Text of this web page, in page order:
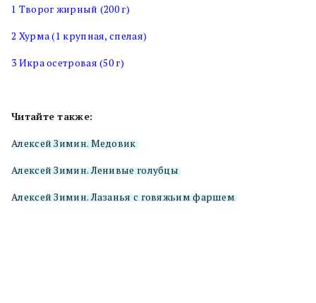
1 Творог жирный (200 г)
2 Хурма (1 крупная, спелая)
3 Икра осетровая (50 г)
Читайте также:
Алексей Зимин. Медовик
Алексей Зимин. Ленивые голубцы
Алексей Зимин. Лазанья с говяжьим фаршем